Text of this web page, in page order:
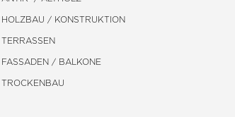
HOLZBAU / KONSTRUKTION
TERRASSEN
FASSADEN / BALKONE
TROCKENBAU